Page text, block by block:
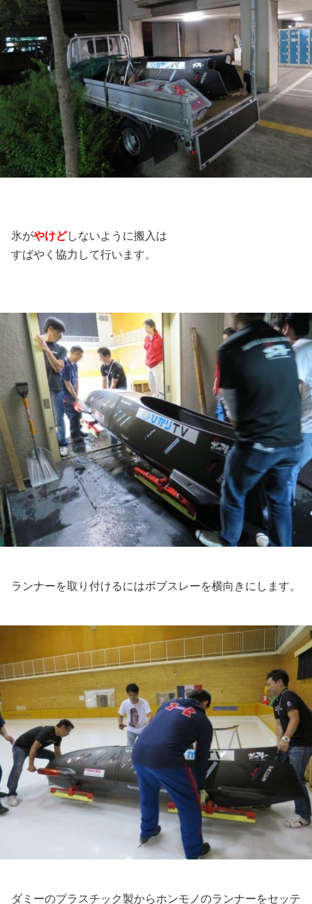
氷がやけどしないように搬入は
すばやく協力して行います。
ランナーを取り付けるにはボブスレーを横向きにします。
ダミーのプラスチック製からホンモノのランナーをセッテ